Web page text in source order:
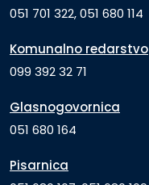
051 701 322, 051 680 114
Komunalno redarstvo
099 392 32 71
Glasnogovornica
051 680 164
Pisarnica